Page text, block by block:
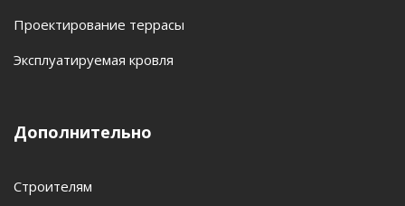
Проектирование террасы
Эксплуатируемая кровля
Дополнительно
Строителям